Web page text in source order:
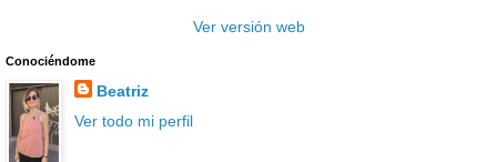
Ver versión web
Conociéndome
Beatriz
Ver todo mi perfil